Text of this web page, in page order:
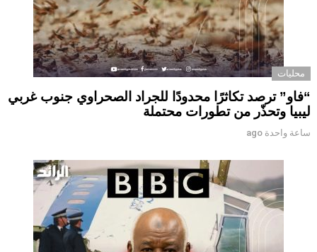
محليات
“فاو” ترصد تكاثرًا محدودًا للجراد الصحراوي جنوب غربي
ليبيا وتحذّر من تطورات محتملة
ساعة واحدة ago